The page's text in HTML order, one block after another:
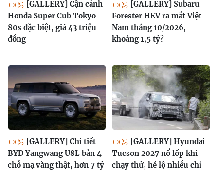
[GALLERY] Cận cảnh
Honda Super Cub Tokyo
80s đặc biệt, giá 43 triệu
đồng
[GALLERY] Subaru
Forester HEV ra mắt Việt
Nam tháng 10/2026,
khoảng 1,5 tỷ?
[GALLERY] Chi tiết
BYD Yangwang U8L bản 4
chỗ mạ vàng thật, hơn 7 tỷ
[GALLERY] Hyundai
Tucson 2027 nổ lốp khi
chạy thử, hé lộ nhiều chi